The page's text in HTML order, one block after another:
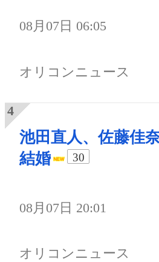
08月07日 06:05
オリコンニュース
池田直人、佐藤佳
結婚
30
08月07日 20:01
オリコンニュース